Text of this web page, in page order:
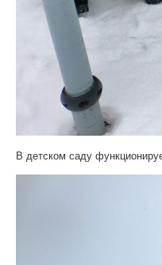
В детском саду